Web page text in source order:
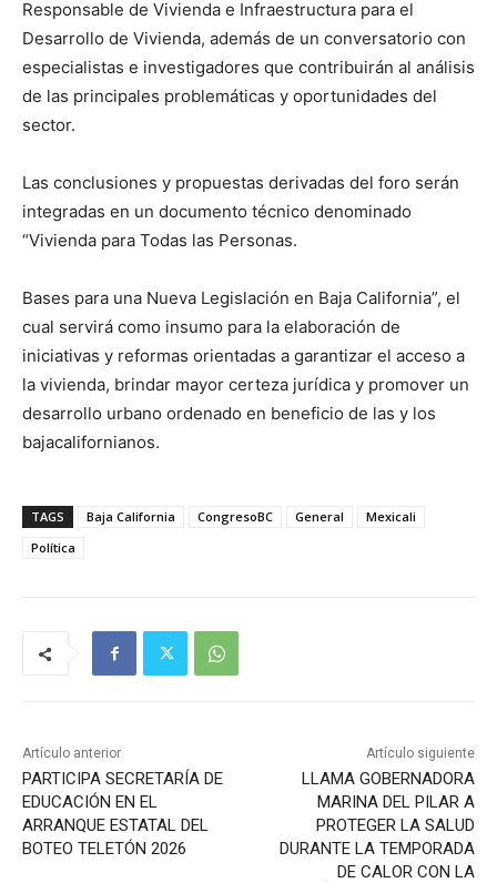
Responsable de Vivienda e Infraestructura para el
Desarrollo de Vivienda, además de un conversatorio con
especialistas e investigadores que contribuirán al análisis
de las principales problemáticas y oportunidades del
sector.
Las conclusiones y propuestas derivadas del foro serán
integradas en un documento técnico denominado
“Vivienda para Todas las Personas.
Bases para una Nueva Legislación en Baja California”, el
cual servirá como insumo para la elaboración de
iniciativas y reformas orientadas a garantizar el acceso a
la vivienda, brindar mayor certeza jurídica y promover un
desarrollo urbano ordenado en beneficio de las y los
bajacalifornianos.
TAGS Baja California CongresoBC General
Mexicali
Política
Artículo anterior
PARTICIPA SECRETARÍA DE
EDUCACIÓN EN EL
ARRANQUE ESTATAL DEL
BOTEO TELETÓN 2026
Artículo siguiente
LLAMA GOBERNADORA
MARINA DEL PILAR A
PROTEGER LA SALUD
DURANTE LA TEMPORADA
DE CALOR CON LA